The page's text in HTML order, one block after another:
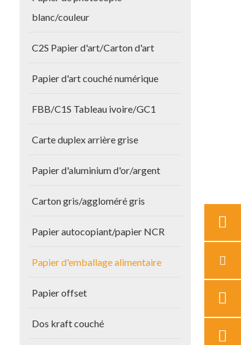
blanc/couleur
C2S Papier d'art/Carton d'art
Papier d'art couché numérique
FBB/C1S Tableau ivoire/GC1
Carte duplex arrière grise
Papier d'aluminium d'or/argent
Carton gris/aggloméré gris
Papier autocopiant/papier NCR
Papier d'emballage alimentaire
Papier offset
Dos kraft couché